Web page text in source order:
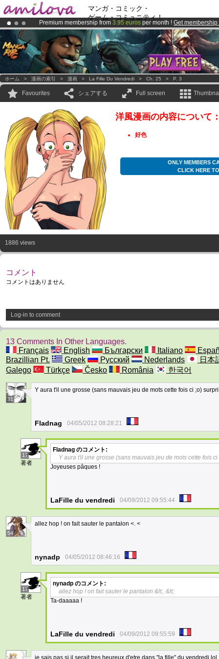
マンガ・コミック・
ゲーム・コミュニティ！
Premium membership from 3.95 euros per month ! Get membership
Already 100000membersand 1000comics & mangas!.
AmilovaKickstarter is now LIVE!.
ホーム > 漫画の索引 > 漫画 > La Fille Du Vendredi > Ch. 25 > P. 3
Favourites シェアする Full screen
洋風漫画の内容について
好色
ONLY MEMBERS
CLICK HERE
1886 views
コメント
コメントはありません
Log-in to comment
13 Comments In Other Languages.
Français
English Български Italiano
Brazillian Pt.
Greek Русский Nederlands
日本
Galego
Türkçe Česko România 한국어
31
Y aura t'il une grosse (sans mauvais jeu de mots cette fois ci ;o)
Fladnag 04/05/2012 08:28:21
17
著者
Fladnag のコメント:
Y aura t'il une grosse (sans mauvais jeu de mots cette fois
Joyeuses pâques !
LaFille du vendredi 04/09/2012 09:55:44
54
allez hop ! on fait sauter le pantalon <. <
nynadp 04/05/2012 08:46:16
17
著者
nynadp のコメント:
allez hop ! on fait sauter le pantalon &lt;. &lt;
Ta-daaaaa !
LaFille du vendredi 04/09/2012 09:55:59
je sais pas si il serait tres heureux d'etre dans "la fille" du vendredi lol